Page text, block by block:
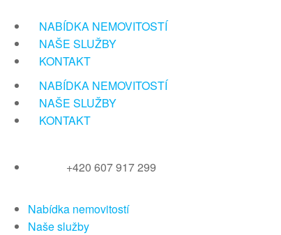
obsah
NABÍDKA NEMOVITOSTÍ
NAŠE SLUŽBY
KONTAKT
NABÍDKA NEMOVITOSTÍ
NAŠE SLUŽBY
KONTAKT
+420 607 917 299
Nabídka nemovitostí
Naše služby